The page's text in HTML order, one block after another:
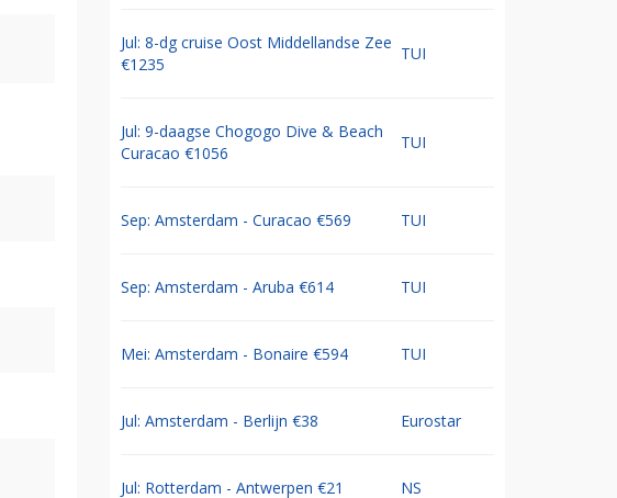
Jul: 8-dg cruise Oost Middellandse Zee
€1235
TUI
Jul: 9-daagse Chogogo Dive & Beach
Curacao €1056
TUI
Sep: Amsterdam - Curacao €569 TUI
Sep: Amsterdam - Aruba €614 TUI
Mei: Amsterdam - Bonaire €594 TUI
Jul: Amsterdam - Berlijn €38 Eurostar
Jul: Rotterdam - Antwerpen €21 NS